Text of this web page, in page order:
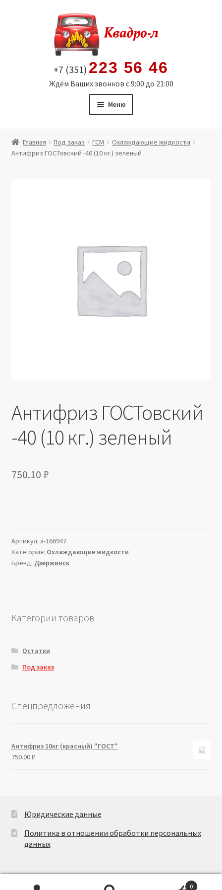
содержимому
+7 (351) 223 56 46
Ждём Ваших звонков с 9:00 до 21:00
Меню
Витрина
Юридические данные
Главная Под заказ ГСМ
Охлаждающие жидкости
Антифриз ГОСТовский -40 (10 кг.) зеленый
Антифриз ГОСТовский
-40 (10 кг.) зеленый
750.10 ₽
Артикул: a-166947
Категория: Охлаждающие жидкости
Бренд: Дзержинск
Категории товаров
Остатки
Под заказ
Спецпредложения
Антифриз 10кг (красный) "ГОСТ"
750.00₽
Юридические данные
Политика в отношении обработки персональных
данных
0